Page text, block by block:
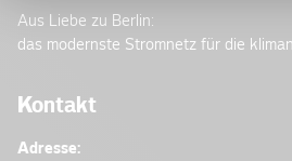
Aus Liebe zu Berlin:
das modernste Stromnetz für die
Kontakt
Adresse: